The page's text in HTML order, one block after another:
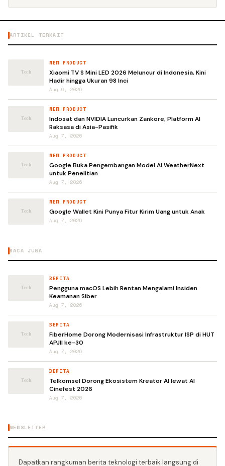
ARTIKEL TERKAIT
NEW PRODUCT
Xiaomi TV S Mini LED 2026 Meluncur di Indonesia, Kini
Hadir hingga Ukuran 98 Inci
Aug 6, 2026
NEW PRODUCT
Indosat dan NVIDIA Luncurkan Zankore, Platform AI
Raksasa di Asia-Pasifik
Aug 7, 2026
NEW PRODUCT
Google Buka Pengembangan Model AI WeatherNext
untuk Penelitian
Aug 7, 2026
NEW PRODUCT
Google Wallet Kini Punya Fitur Kirim Uang untuk Anak
Aug 7, 2026
BACA JUGA
BERITA
Pengguna macOS Lebih Rentan Mengalami Insiden
Keamanan Siber
Aug 7, 2026
BERITA
FiberHome Dorong Modernisasi Infrastruktur ISP di HUT
APJII ke-30
Aug 7, 2026
BERITA
Telkomsel Dorong Ekosistem Kreator AI lewat AI
Cinefest 2026
Aug 7, 2026
NEWSLETTER
Dapatkan rangkuman berita teknologi terbaik langsung di